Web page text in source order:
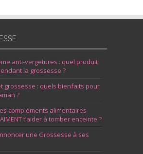
anti-vergetures : quel produit
la grossesse ?
grossesse : quels bienfaits pour
?
compléments alimentaires
t’aider à tomber enceinte ?
une Grossesse à ses